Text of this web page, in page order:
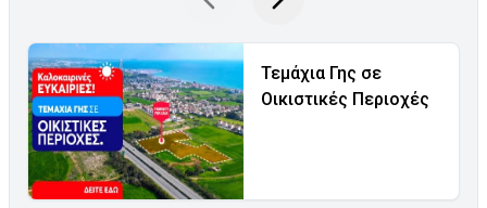
Τεμάχια Γης σε
Οικιστικές Περιοχές